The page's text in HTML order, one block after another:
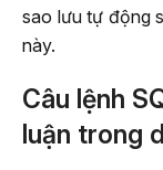
sao lưu tự động
này.
Câu lệnh
luận trong